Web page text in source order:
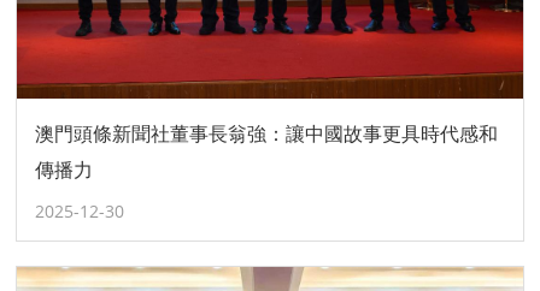
澳門頭條新聞社董事長翁強：讓中國故事更具時代感和
傳播力
2025-12-30